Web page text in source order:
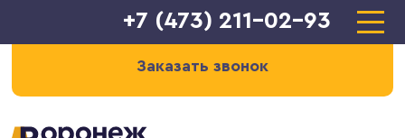
+7 (473) 211-02-93
Заказать звонок